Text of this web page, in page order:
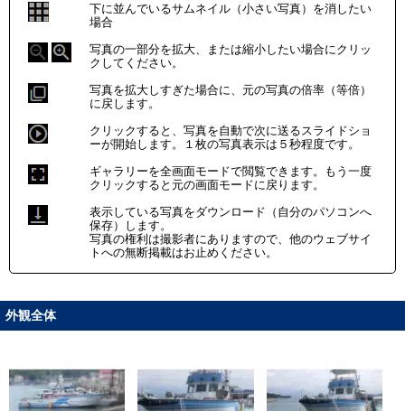
下に並んでいるサムネイル（小さい写真）を消したい
場合
写真の一部分を拡大、または縮小したい場合にクリッ
クしてください。
写真を拡大しすぎた場合に、元の写真の倍率（等倍）
に戻します。
クリックすると、写真を自動で次に送るスライドショ
ーが開始します。１枚の写真表示は５秒程度です。
ギャラリーを全画面モードで閲覧できます。もう一度
クリックすると元の画面モードに戻ります。
表示している写真をダウンロード（自分のパソコンへ
保存）します。
写真の権利は撮影者にありますので、他のウェブサイ
トへの無断掲載はお止めください。
外観全体